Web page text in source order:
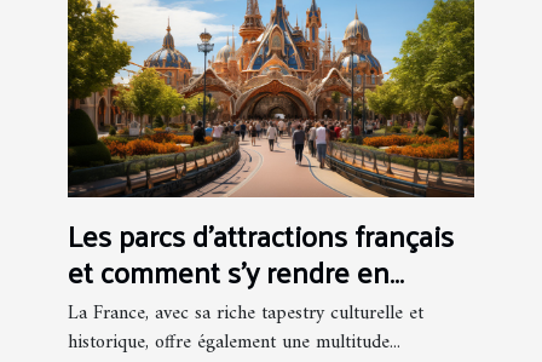
Les parcs d'attractions français
et comment s'y rendre en
groupe
La France, avec sa riche tapestry culturelle et
historique, offre également une multitude...